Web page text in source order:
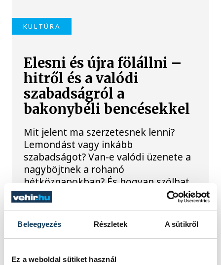
Beleegyezés Részletek A sütikről
Ez a weboldal sütiket használ
KULTÚRA
Elesni és újra fölállni –
hitről és a valódi
szabadságról a
bakonybéli bencésekkel
Mit jelent ma szerzetesnek lenni?
Lemondást vagy inkább
szabadságot? Van-e valódi üzenete a
nagyböjtnek a rohanó
hétköznapokban? És hogyan szólhat
a kereszténység azokhoz, akik már
örökölt szimbólumként látják a
kereszteket és templomokat, de
kevésbé ismerik a mögöttük álló